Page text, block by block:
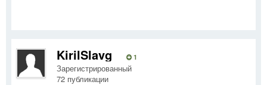
KirilSlavg 1
Зарегистрированный
72 публикации